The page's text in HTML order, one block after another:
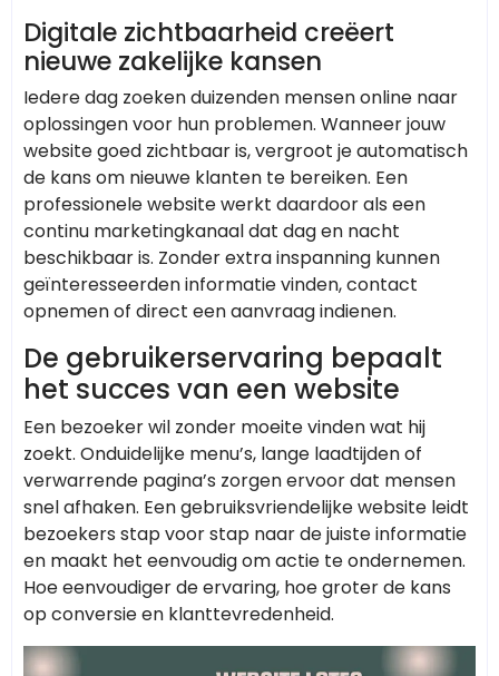
Digitale zichtbaarheid creëert
nieuwe zakelijke kansen
Iedere dag zoeken duizenden mensen online naar
oplossingen voor hun problemen. Wanneer jouw
website goed zichtbaar is, vergroot je automatisch
de kans om nieuwe klanten te bereiken. Een
professionele website werkt daardoor als een
continu marketingkanaal dat dag en nacht
beschikbaar is. Zonder extra inspanning kunnen
geïnteresseerden informatie vinden, contact
opnemen of direct een aanvraag indienen.
De gebruikerservaring bepaalt
het succes van een website
Een bezoeker wil zonder moeite vinden wat hij
zoekt. Onduidelijke menu’s, lange laadtijden of
verwarrende pagina’s zorgen ervoor dat mensen
snel afhaken. Een gebruiksvriendelijke website leidt
bezoekers stap voor stap naar de juiste informatie
en maakt het eenvoudig om actie te ondernemen.
Hoe eenvoudiger de ervaring, hoe groter de kans
op conversie en klanttevredenheid.